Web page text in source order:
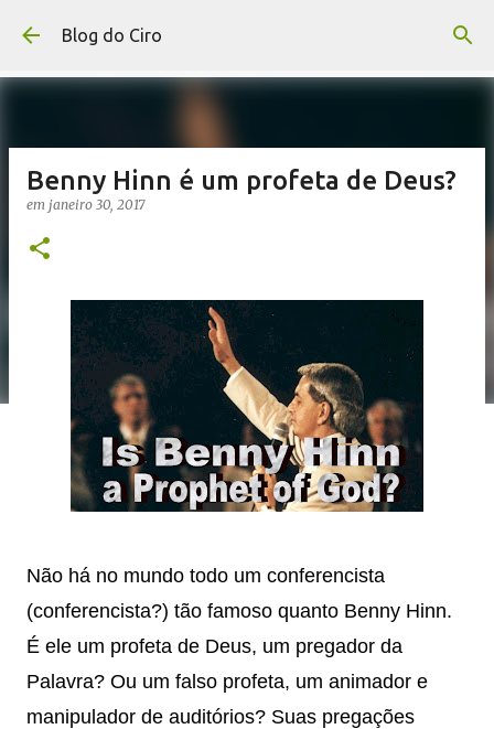
Blog do Ciro
Benny Hinn é um profeta de Deus?
em janeiro 30, 2017
Não há no mundo todo um conferencista
(conferencista?) tão famoso quanto Benny Hinn.
É ele um profeta de Deus, um pregador da
Palavra? Ou um falso profeta, um animador e
manipulador de auditórios? Suas pregações